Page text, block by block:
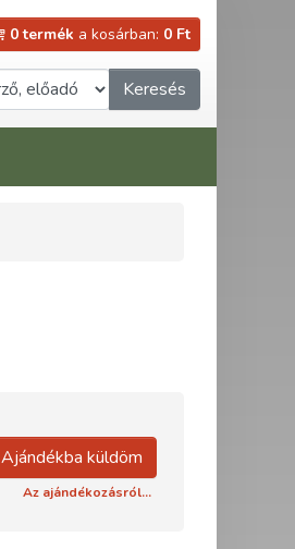
0 termék a kosárban: 0 Ft
Keresés
Ajándékba küldöm
Az ajándékozásról...